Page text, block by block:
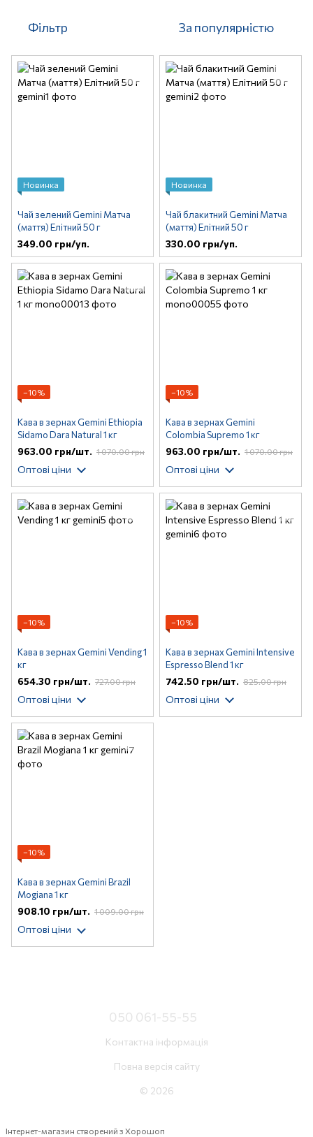
Фільтр За популярністю
Новинка
Чай зелений Gemini Матча
(маття) Елітний 50 г
349.00 грн/уп.
Новинка
Чай блакитний Gemini Матча
(маття) Елітний 50 г
330.00 грн/уп.
−10%
Кава в зернах Gemini Ethiopia
Sidamo Dara Natural 1 кг
963.00 грн/шт. 1 070.00 грн
Оптові ціни
−10%
Кава в зернах Gemini
Colombia Supremo 1 кг
963.00 грн/шт. 1 070.00 грн
Оптові ціни
−10%
Кава в зернах Gemini Vending 1
кг
654.30 грн/шт. 727.00 грн
Оптові ціни
−10%
Кава в зернах Gemini Intensive
Espresso Blend 1 кг
742.50 грн/шт. 825.00 грн
Оптові ціни
−10%
Кава в зернах Gemini Brazil
Mogiana 1 кг
908.10 грн/шт. 1 009.00 грн
Оптові ціни
050 061-55-55
Контактна інформація
Повна версія сайту
© 2026
Інтернет-магазин створений з Хорошоп